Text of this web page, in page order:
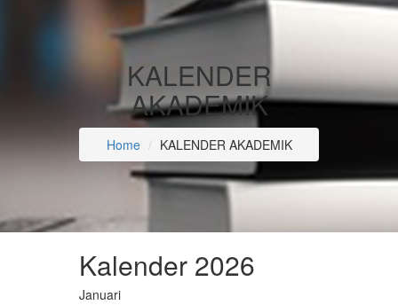
KALENDER
AKADEMIK
Home KALENDER AKADEMIK
Kalender 2026
Januari